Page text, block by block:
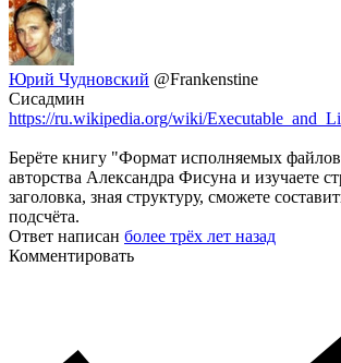
Юрий Чудновский @Frankenstine
Сисадмин
https://ru.wikipedia.org/wiki/
Берёте книгу "Формат исполняемых
авторства Александра Фисуна и изучаете
заголовка, зная структуру, сможете
подсчёта.
Ответ написан более трёх лет назад
Комментировать